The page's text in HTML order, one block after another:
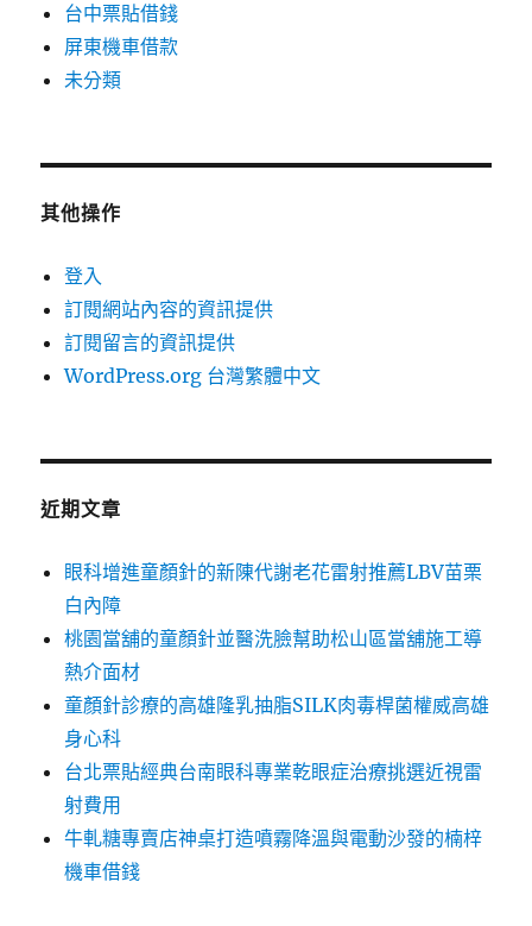
台中票貼借錢
屏東機車借款
未分類
其他操作
登入
訂閱網站內容的資訊提供
訂閱留言的資訊提供
WordPress.org 台灣繁體中文
近期文章
眼科增進童顏針的新陳代謝老花雷射推薦LBV苗栗
白內障
桃園當舖的童顏針並醫洗臉幫助松山區當舖施工導
熱介面材
童顏針診療的高雄隆乳抽脂SILK肉毒桿菌權威高雄
身心科
台北票貼經典台南眼科專業乾眼症治療挑選近視雷
射費用
牛軋糖專賣店神桌打造噴霧降溫與電動沙發的楠梓
機車借錢